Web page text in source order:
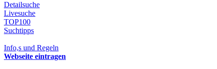
Detailsuche
Livesuche
TOP100
Suchtipps
Info,s und Regeln
Webseite eintragen